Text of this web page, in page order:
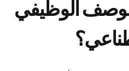
الوظيفي